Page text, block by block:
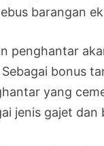
barangan
penghantar
bonus
yang
jenis gajet dan